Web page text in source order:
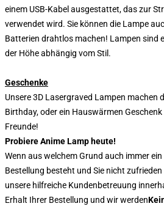
einem USB-Kabel ausgestattet, das zur
verwendet wird. Sie können die Lampe
Batterien drahtlos machen! Lampen sind
der Höhe abhängig vom Stil.
Geschenke
Unsere 3D Lasergraved Lampen machen
Birthday, oder ein Hauswärmen
Freunde!
Probiere Anime Lamp heute!
Wenn aus welchem Grund auch immer
Bestellung besteht und Sie nicht
unsere hilfreiche Kundenbetreuung
Erhalt Ihrer Bestellung und wir werden